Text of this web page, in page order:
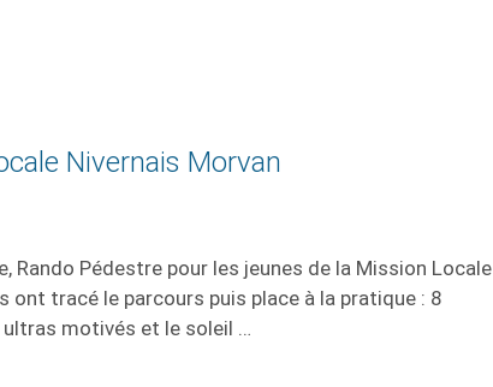
Nivernais Morvan
Rando Pédestre pour les jeunes de la Mission Locale
ont tracé le parcours puis place à la pratique : 8
ultras motivés et le soleil …